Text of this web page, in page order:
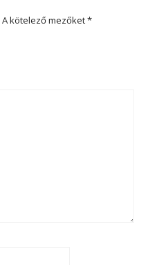
A kötelező mezőket*